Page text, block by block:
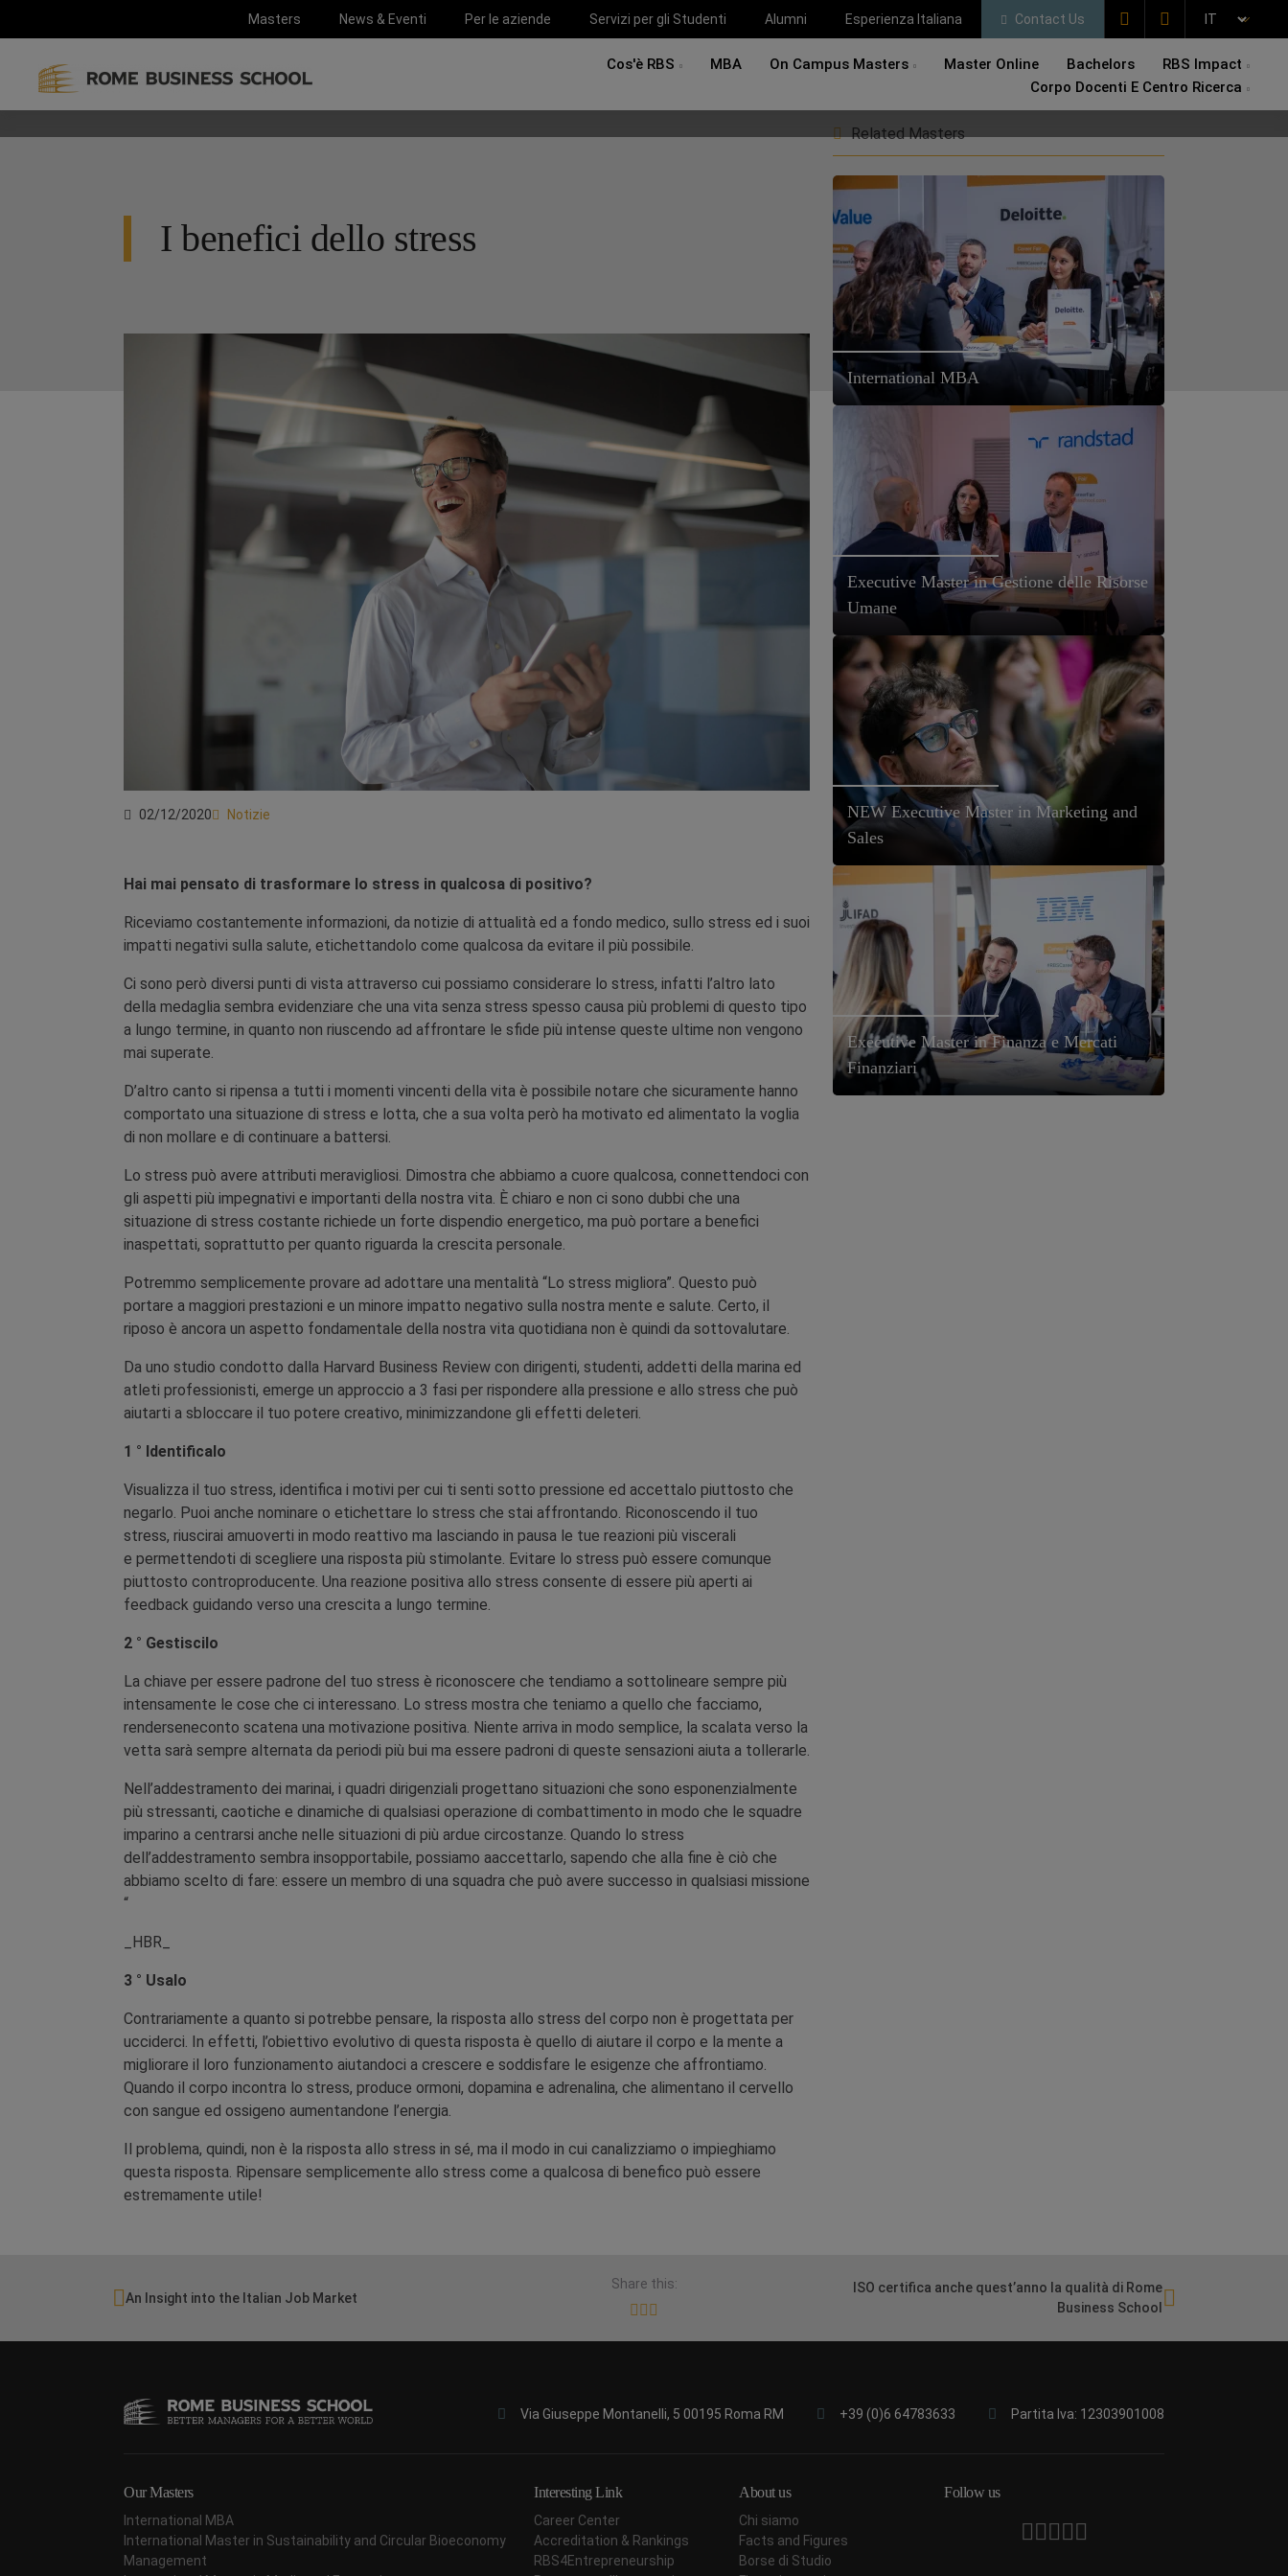
Masters News & Eventi Per le aziende Servizi per gli Studenti Alumni Esperienza Italiana Contact Us
Cos'è RBS MBA On Campus Masters Master Online Bachelors
RBS Impact
Corpo Docenti E Centro Ricerca
I benefici dello stress
02/12/2020 Notizie
Hai mai pensato di trasformare lo stress in qualcosa di positivo?
Riceviamo costantemente informazioni, da notizie di attualità ed a fondo medico, sullo stress ed i suoi
impatti negativi sulla salute, etichettandolo come qualcosa da evitare il più possibile.
Ci sono però diversi punti di vista attraverso cui possiamo considerare lo stress, infatti l’altro lato
della medaglia sembra evidenziare che una vita senza stress spesso causa più problemi di questo tipo
a lungo termine, in quanto non riuscendo ad affrontare le sfide più intense queste ultime non vengono
mai superate.
D’altro canto si ripensa a tutti i momenti vincenti della vita è possibile notare che sicuramente hanno
comportato una situazione di stress e lotta, che a sua volta però ha motivato ed alimentato la voglia
di non mollare e di continuare a battersi.
Lo stress può avere attributi meravigliosi. Dimostra che abbiamo a cuore qualcosa, connettendoci con
gli aspetti più impegnativi e importanti della nostra vita. È chiaro e non ci sono dubbi che una
situazione di stress costante richiede un forte dispendio energetico, ma può portare a benefici
inaspettati, soprattutto per quanto riguarda la crescita personale.
Potremmo semplicemente provare ad adottare una mentalità “Lo stress migliora”. Questo può
portare a maggiori prestazioni e un minore impatto negativo sulla nostra mente e salute. Certo, il
riposo è ancora un aspetto fondamentale della nostra vita quotidiana non è quindi da sottovalutare.
Da uno studio condotto dalla Harvard Business Review con dirigenti, studenti, addetti della marina ed
atleti professionisti, emerge un approccio a 3 fasi per rispondere alla pressione e allo stress che può
aiutarti a sbloccare il tuo potere creativo, minimizzandone gli effetti deleteri.
1 ° Identificalo
Visualizza il tuo stress, identifica i motivi per cui ti senti sotto pressione ed accettalo piuttosto che
negarlo. Puoi anche nominare o etichettare lo stress che stai affrontando. Riconoscendo il tuo
stress, riuscirai amuoverti in modo reattivo ma lasciando in pausa le tue reazioni più viscerali
e permettendoti di scegliere una risposta più stimolante. Evitare lo stress può essere comunque
piuttosto controproducente. Una reazione positiva allo stress consente di essere più aperti ai
feedback guidando verso una crescita a lungo termine.
2 ° Gestiscilo
La chiave per essere padrone del tuo stress è riconoscere che tendiamo a sottolineare sempre più
intensamente le cose che ci interessano. Lo stress mostra che teniamo a quello che facciamo,
renderseneconto scatena una motivazione positiva. Niente arriva in modo semplice, la scalata verso la
vetta sarà sempre alternata da periodi più bui ma essere padroni di queste sensazioni aiuta a tollerarle.
Nell’addestramento dei marinai, i quadri dirigenziali progettano situazioni che sono esponenzialmente
più stressanti, caotiche e dinamiche di qualsiasi operazione di combattimento in modo che le squadre
imparino a centrarsi anche nelle situazioni di più ardue circostanze. Quando lo stress
dell’addestramento sembra insopportabile, possiamo aaccettarlo, sapendo che alla fine è ciò che
abbiamo scelto di fare: essere un membro di una squadra che può avere successo in qualsiasi missione
“
_HBR_
3 ° Usalo
Contrariamente a quanto si potrebbe pensare, la risposta allo stress del corpo non è progettata per
ucciderci. In effetti, l’obiettivo evolutivo di questa risposta è quello di aiutare il corpo e la mente a
migliorare il loro funzionamento aiutandoci a crescere e soddisfare le esigenze che affrontiamo.
Quando il corpo incontra lo stress, produce ormoni, dopamina e adrenalina, che alimentano il cervello
con sangue ed ossigeno aumentandone l’energia.
Il problema, quindi, non è la risposta allo stress in sé, ma il modo in cui canalizziamo o impieghiamo
questa risposta. Ripensare semplicemente allo stress come a qualcosa di benefico può essere
estremamente utile!
Related Masters
International MBA
Executive Master in Gestione delle Risorse
Umane
NEW Executive Master in Marketing and
Sales
Executive Master in Finanza e Mercati
Finanziari
An Insight into the Italian Job Market
Share this:
ISO certifica anche quest’anno la qualità di Rome
Business School
Via Giuseppe Montanelli, 5 00195 Roma RM +39 (0)6 64783633 Partita Iva: 12303901008
Our Masters
International MBA
International Master in Sustainability and Circular Bioeconomy
Management
Interesting Link
Career Center
Accreditation & Rankings
RBS4Entrepreneurship
About us
Chi siamo
Facts and Figures
Borse di Studio
Follow us